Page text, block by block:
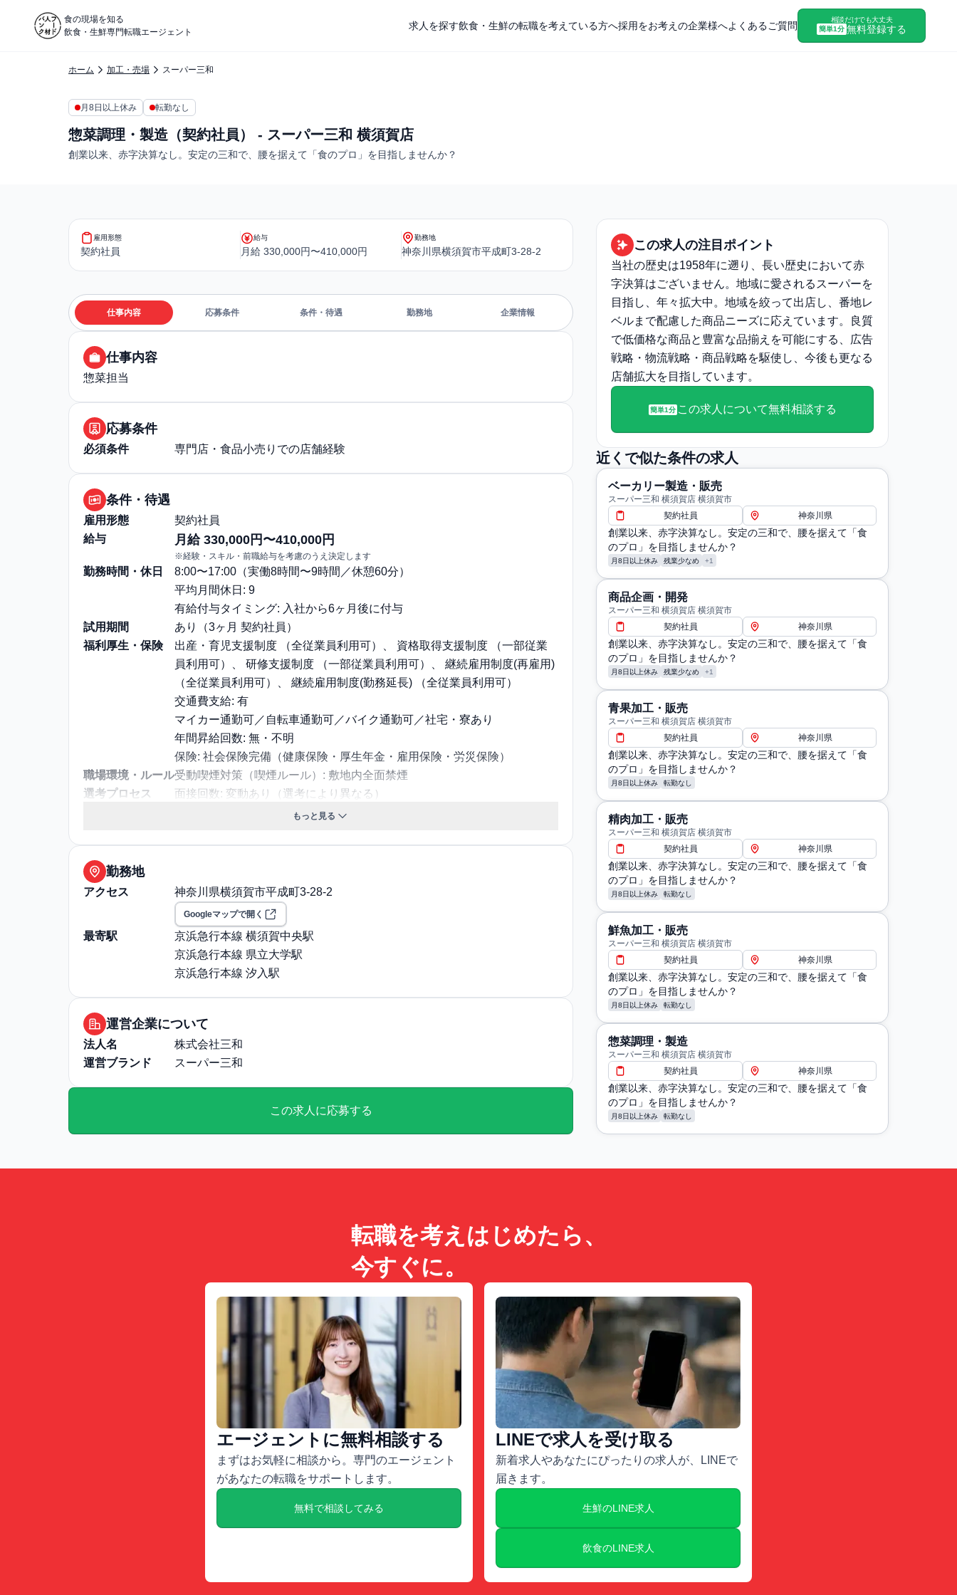
食の現場を知る
飲食・生鮮専門転職エージェント
求人を探す飲食・生鮮の転職を考えている方へ採用をお考えの企業様へよくあるご質問
相談だけでも大丈夫
簡単1分 無料登録する
ホーム 加工・売場 スーパー三和
月8日以上休み 転勤なし
惣菜調理・製造（契約社員） - スーパー三和 横須賀店
創業以来、赤字決算なし。安定の三和で、腰を据えて「食のプロ」を目指しませんか？
雇用形態
契約社員
給与
月給 330,000円〜410,000円
勤務地
神奈川県横須賀市平成町3-28-2
仕事内容 応募条件 条件・待遇 勤務地 企業情報
仕事内容
惣菜担当
応募条件
必須条件 専門店・食品小売りでの店舗経験
条件・待遇
雇用形態
契約社員
給与
月給 330,000円〜410,000円
※経験・スキル・前職給与を考慮のうえ決定します
勤務時間・休日
8:00〜17:00（実働8時間〜9時間／休憩60分）
平均月間休日: 9
有給付与タイミング: 入社から6ヶ月後に付与
試用期間
あり（3ヶ月 契約社員）
福利厚生・保険
出産・育児支援制度 （全従業員利用可）、 資格取得支援制度 （一部従業
員利用可）、 研修支援制度 （一部従業員利用可）、 継続雇用制度(再雇用)
（全従業員利用可）、 継続雇用制度(勤務延長) （全従業員利用可）
交通費支給: 有
マイカー通勤可／自転車通勤可／バイク通勤可／社宅・寮あり
年間昇給回数: 無・不明
保険: 社会保険完備（健康保険・厚生年金・雇用保険・労災保険）
職場環境・ルール受動喫煙対策（喫煙ルール）: 敷地内全面禁煙
選考プロセス
面接回数: 変動あり（選考により異なる）
7万円)
あり）。また社宅については、チーフ職以上の既婚者が入居できます。
もっと見る
勤務地
アクセス 神奈川県横須賀市平成町3-28-2
Googleマップで開く
最寄駅
京浜急行本線 横須賀中央駅
京浜急行本線 県立大学駅
京浜急行本線 汐入駅
運営企業について
法人名
株式会社三和
運営ブランド
スーパー三和
この求人に応募する
この求人の注目ポイント
当社の歴史は1958年に遡り、長い歴史において赤
字決算はございません。地域に愛されるスーパーを
目指し、年々拡大中。地域を絞って出店し、番地レ
ベルまで配慮した商品ニーズに応えています。良質
で低価格な商品と豊富な品揃えを可能にする、広告
戦略・物流戦略・商品戦略を駆使し、今後も更なる
店舗拡大を目指しています。
簡単1分この求人について無料相談する
近くで似た条件の求人
ベーカリー製造・販売
スーパー三和 横須賀店 横須賀市
契約社員
神奈川県
創業以来、赤字決算なし。安定の三和で、腰を据えて「食
のプロ」を目指しませんか？
月8日以上休み 残業少なめ +1
商品企画・開発
スーパー三和 横須賀店 横須賀市
契約社員
神奈川県
創業以来、赤字決算なし。安定の三和で、腰を据えて「食
のプロ」を目指しませんか？
月8日以上休み 残業少なめ +1
青果加工・販売
スーパー三和 横須賀店 横須賀市
契約社員
神奈川県
創業以来、赤字決算なし。安定の三和で、腰を据えて「食
のプロ」を目指しませんか？
月8日以上休み 転勤なし
精肉加工・販売
スーパー三和 横須賀店 横須賀市
契約社員
神奈川県
創業以来、赤字決算なし。安定の三和で、腰を据えて「食
のプロ」を目指しませんか？
月8日以上休み 転勤なし
鮮魚加工・販売
スーパー三和 横須賀店 横須賀市
契約社員
神奈川県
創業以来、赤字決算なし。安定の三和で、腰を据えて「食
のプロ」を目指しませんか？
月8日以上休み 転勤なし
惣菜調理・製造
スーパー三和 横須賀店 横須賀市
契約社員
神奈川県
創業以来、赤字決算なし。安定の三和で、腰を据えて「食
のプロ」を目指しませんか？
月8日以上休み 転勤なし
転職を考えはじめたら、
今すぐに。
エージェントに無料相談する
まずはお気軽に相談から。専門のエージェント
があなたの転職をサポートします。
無料で相談してみる
LINEで求人を受け取る
新着求人やあなたにぴったりの求人が、LINEで
届きます。
生鮮のLINE求人
飲食のLINE求人